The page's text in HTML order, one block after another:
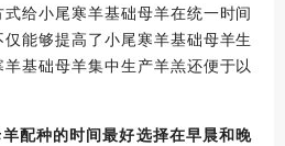
给小尾寒羊基础母羊在统一时间
能够提高了小尾寒羊基础母羊生
基础母羊集中生产羊羔还便于以
配种的时间最好选择在早晨和晚